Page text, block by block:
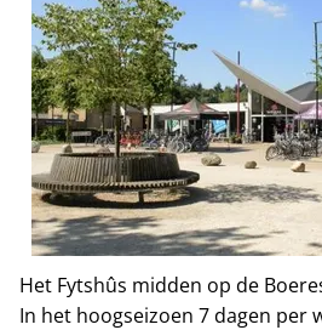
Het Fytshûs midden op de
In het hoogseizoen 7 dagen per